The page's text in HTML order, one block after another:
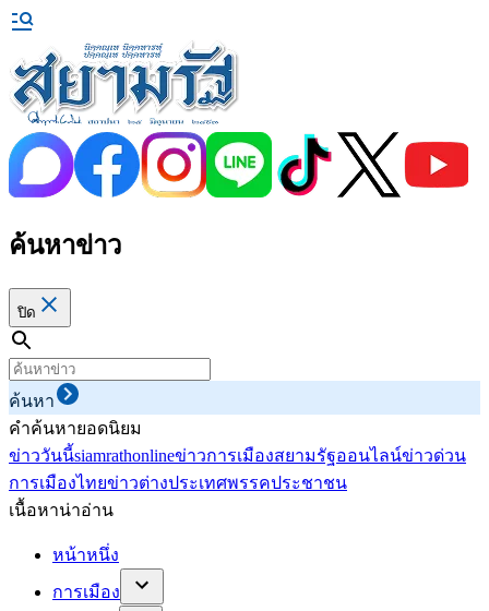
ค้นหาข่าว
ปิด
ค้นหา
คำค้นหายอดนิยม
ข่าววันนี้siamrathonlineข่าวการเมืองสยามรัฐออนไลน์ข่าวด่วน
การเมืองไทยข่าวต่างประเทศพรรคประชาชน
เนื้อหาน่าอ่าน
หน้าหนึ่ง
การเมือง